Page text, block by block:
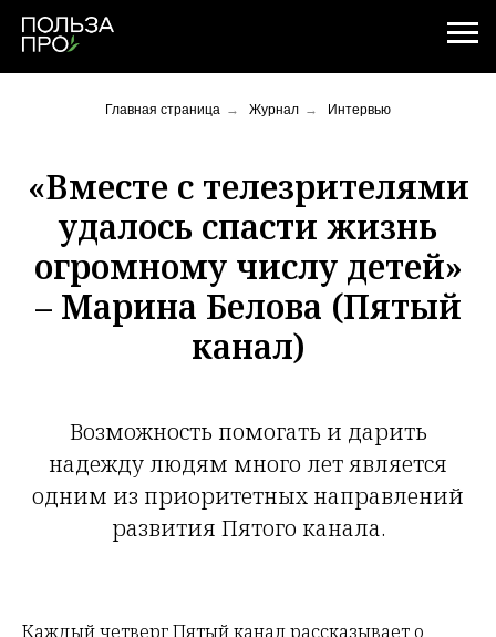
Главная страница → Журнал → Интервью
«Вместе с телезрителями
удалось спасти жизнь
огромному числу детей»
– Марина Белова (Пятый
канал)
Возможность помогать и дарить
надежду людям много лет является
одним из приоритетных направлений
развития Пятого канала.
Каждый четверг Пятый канал рассказывает о